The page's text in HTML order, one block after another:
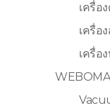
เครื่อ
เครื่อ
เครื่อ